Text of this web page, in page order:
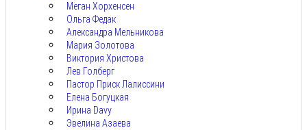
Меган Хорхенсен
Ольга Федак
Александра Мельникова
Мария Золотова
Виктория Христова
Лев Голберг
Пастор Приск Лалиссини
Елена Богуцкая
Ирина Davy
Эвелина Азаева